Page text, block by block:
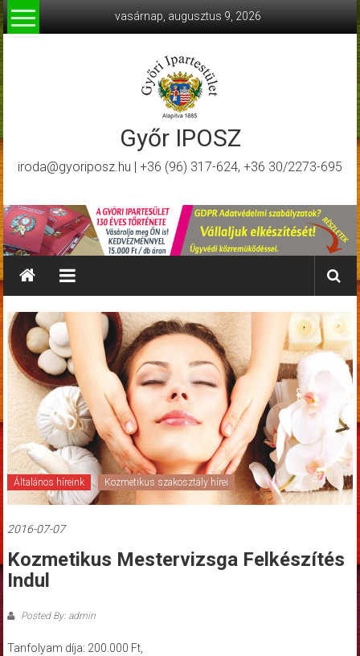
Skip
to
content
vasárnap, augusztus 9, 2026
Győr IPOSZ
iroda@gyoriposz.hu | +36 (96) 317-624, +36 30/2273-695
Általános híreink Kozmetikus szakosztály hírei
2016-07-07
Kozmetikus Mestervizsga Felkészítés
Indul
Posted By: admin
Tanfolyam díja: 200.000 Ft,